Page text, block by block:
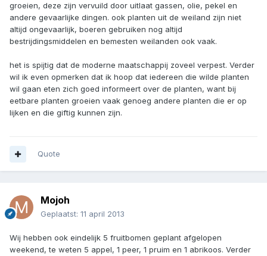
groeien, deze zijn vervuild door uitlaat gassen, olie, pekel en
andere gevaarlijke dingen. ook planten uit de weiland zijn niet
altijd ongevaarlijk, boeren gebruiken nog altijd
bestrijdingsmiddelen en bemesten weilanden ook vaak.
het is spijtig dat de moderne maatschappij zoveel verpest. Verder
wil ik even opmerken dat ik hoop dat iedereen die wilde planten
wil gaan eten zich goed informeert over de planten, want bij
eetbare planten groeien vaak genoeg andere planten die er op
lijken en die giftig kunnen zijn.
Quote
Mojoh
Geplaatst: 11 april 2013
Wij hebben ook eindelijk 5 fruitbomen geplant afgelopen
weekend, te weten 5 appel, 1 peer, 1 pruim en 1 abrikoos. Verder